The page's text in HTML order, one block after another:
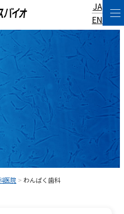
EN
JA
医院 >わんぱく歯科